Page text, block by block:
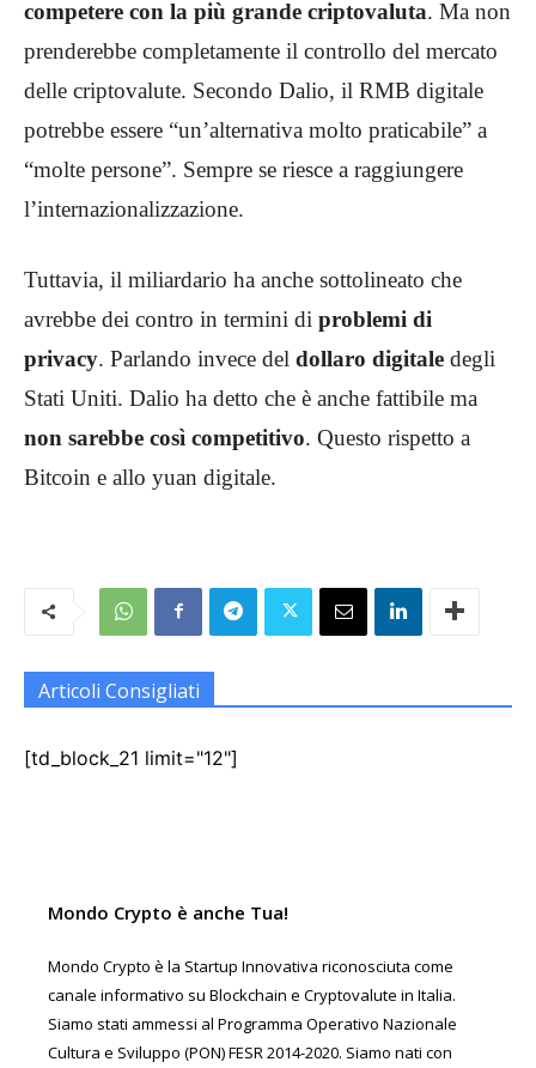
competere con la più grande criptovaluta. Ma non
prenderebbe completamente il controllo del mercato
delle criptovalute. Secondo Dalio, il RMB digitale
potrebbe essere “un’alternativa molto praticabile” a
“molte persone”. Sempre se riesce a raggiungere
l’internazionalizzazione.
Tuttavia, il miliardario ha anche sottolineato che
avrebbe dei contro in termini di problemi di
privacy. Parlando invece del dollaro digitale degli
Stati Uniti. Dalio ha detto che è anche fattibile ma
non sarebbe così competitivo. Questo rispetto a
Bitcoin e allo yuan digitale.
Articoli Consigliati
[td_block_21 limit="12"]
Mondo Crypto è anche Tua!
Mondo Crypto è la Startup Innovativa riconosciuta come
canale informativo su Blockchain e Cryptovalute in Italia.
Siamo stati ammessi al Programma Operativo Nazionale
Cultura e Sviluppo (PON) FESR 2014-2020. Siamo nati con